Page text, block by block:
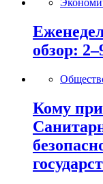
обзор:
Кому